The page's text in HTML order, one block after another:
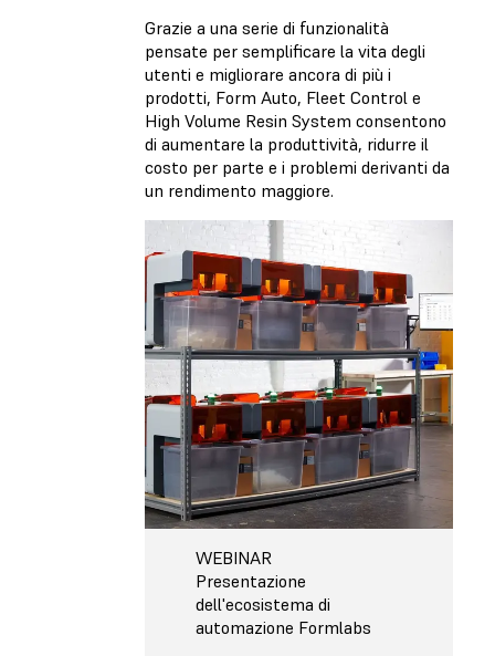
Grazie a una serie di funzionalità
pensate per semplificare la vita degli
utenti e migliorare ancora di più i
prodotti, Form Auto, Fleet Control e
High Volume Resin System consentono
di aumentare la produttività, ridurre il
costo per parte e i problemi derivanti da
un rendimento maggiore.
WEBINAR
Presentazione
dell'ecosistema di
automazione Formlabs